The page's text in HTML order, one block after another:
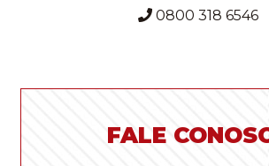
0800 318 6546
FALE